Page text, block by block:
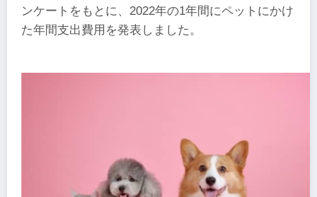
ンケートをもとに、2022年の1年間にペットにかけ
た年間支出費用を発表しました。